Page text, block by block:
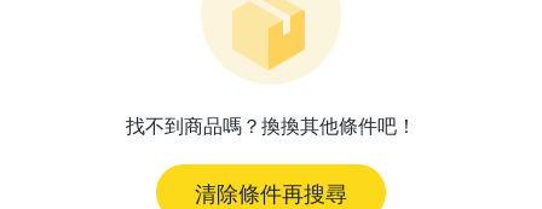
找不到商品嗎？換換其他條件吧！
清除條件再搜尋